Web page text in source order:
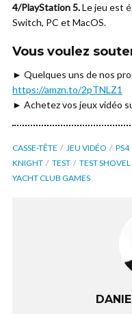
4/PlayStation 5.Le jeu est
Switch, PC et MacOS.
Vous voulez
► Quelques uns de nos
https://amzn.to/2pTNLZ1
► Achetez vos jeux vidéo
CASSE-TÊTE JEU VIDÉO PS4
KNIGHT
TEST TEST
YACHT CLUB GAMES